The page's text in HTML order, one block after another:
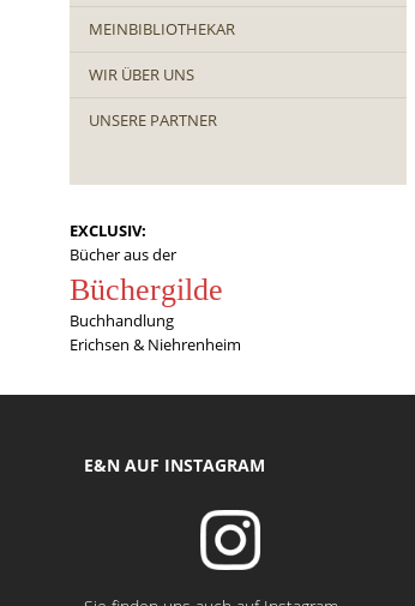
MEINBIBLIOTHEKAR
WIR ÜBER UNS
UNSERE PARTNER
EXCLUSIV:
Bücher aus der
Büchergilde
Buchhandlung
Erichsen & Niehrenheim
E&N AUF INSTAGRAM